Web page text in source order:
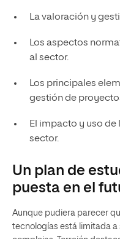
La valoración y
Los aspectos
al sector.
Los principales
gestión de
El impacto y uso de
sector.
Un plan de
puesta en el
Aunque pudiera parecer
tecnologías está limitada